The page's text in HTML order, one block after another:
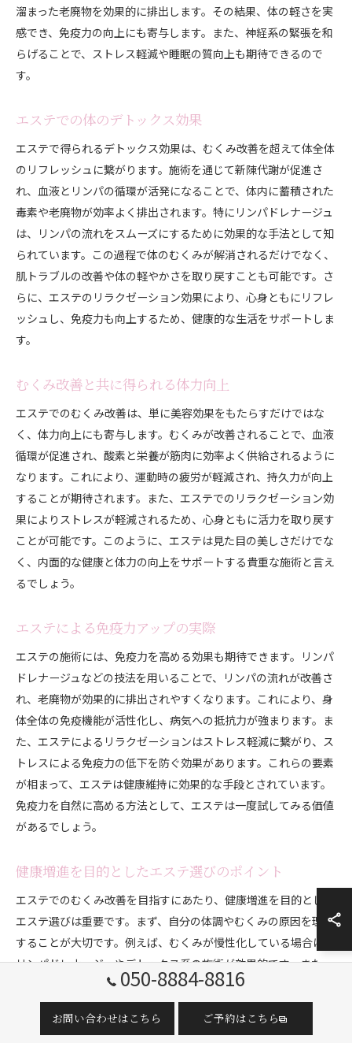
溜まった老廃物を効果的に排出します。その結果、体の軽さを実
感でき、免疫力の向上にも寄与します。また、神経系の緊張を和
らげることで、ストレス軽減や睡眠の質向上も期待できるので
す。
エステでの体のデトックス効果
エステで得られるデトックス効果は、むくみ改善を超えて体全体
のリフレッシュに繋がります。施術を通じて新陳代謝が促進さ
れ、血液とリンパの循環が活発になることで、体内に蓄積された
毒素や老廃物が効率よく排出されます。特にリンパドレナージュ
は、リンパの流れをスムーズにするために効果的な手法として知
られています。この過程で体のむくみが解消されるだけでなく、
肌トラブルの改善や体の軽やかさを取り戻すことも可能です。さ
らに、エステのリラクゼーション効果により、心身ともにリフレ
ッシュし、免疫力も向上するため、健康的な生活をサポートしま
す。
むくみ改善と共に得られる体力向上
エステでのむくみ改善は、単に美容効果をもたらすだけではな
く、体力向上にも寄与します。むくみが改善されることで、血液
循環が促進され、酸素と栄養が筋肉に効率よく供給されるように
なります。これにより、運動時の疲労が軽減され、持久力が向上
することが期待されます。また、エステでのリラクゼーション効
果によりストレスが軽減されるため、心身ともに活力を取り戻す
ことが可能です。このように、エステは見た目の美しさだけでな
く、内面的な健康と体力の向上をサポートする貴重な施術と言え
るでしょう。
エステによる免疫力アップの実際
エステの施術には、免疫力を高める効果も期待できます。リンパ
ドレナージュなどの技法を用いることで、リンパの流れが改善さ
れ、老廃物が効果的に排出されやすくなります。これにより、身
体全体の免疫機能が活性化し、病気への抵抗力が強まります。ま
た、エステによるリラクゼーションはストレス軽減に繋がり、ス
トレスによる免疫力の低下を防ぐ効果があります。これらの要素
が相まって、エステは健康維持に効果的な手段とされています。
免疫力を自然に高める方法として、エステは一度試してみる価値
があるでしょう。
健康増進を目的としたエステ選びのポイント
エステでのむくみ改善を目指すにあたり、健康増進を目的とした
エステ選びは重要です。まず、自分の体調やむくみの原因を理解
することが大切です。例えば、むくみが慢性化している場合は、
リンパドレナージュやデトックス系の施術が効果的です。また、
エステサロンの施術者が豊富な知識と経験を持っていることも確
認ポイントです。口コミや評判をチェックし、実際に施術を受け
た人の声を参考にすることで、信頼できるサロンを見つけること
050-8884-8816
お問い合わせはこちら ご予約はこちら